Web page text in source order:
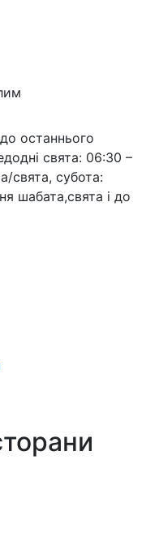
останнього
свята: 06:30 –
свята, субота:
шабата,свята і до